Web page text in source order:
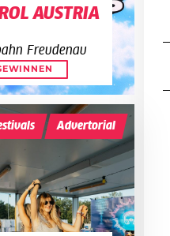
AUSTRIA
Freudenau
Advertorial